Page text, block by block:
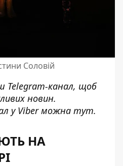
Соловій
Telegram-канал, щоб
новин.
у Viber можна тут.
НА